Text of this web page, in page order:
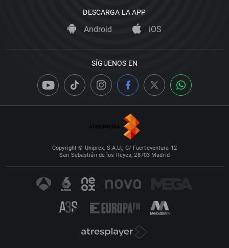
DESCARGA LA APP
Android iOS
SÍGUENOS EN
Copyright © Uniprex, S.A.U., C/ Fuerteventura 12
San Sebastián de los Reyes, 28703 Madrid